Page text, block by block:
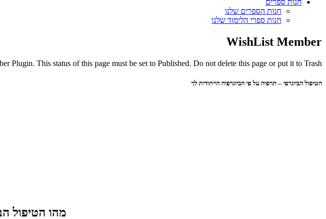
חנות ספרים
חנות הספרים שלנו
חנות ספרי הלימוד שלנו
WishList Member
Plugin. This status of this page must be set to Published. Do not delete this page or put it to Trash.
הטיפול הביוגרפי – תרפיה על פי הביוגרפיה הייחודית לך
מהו הטיפול